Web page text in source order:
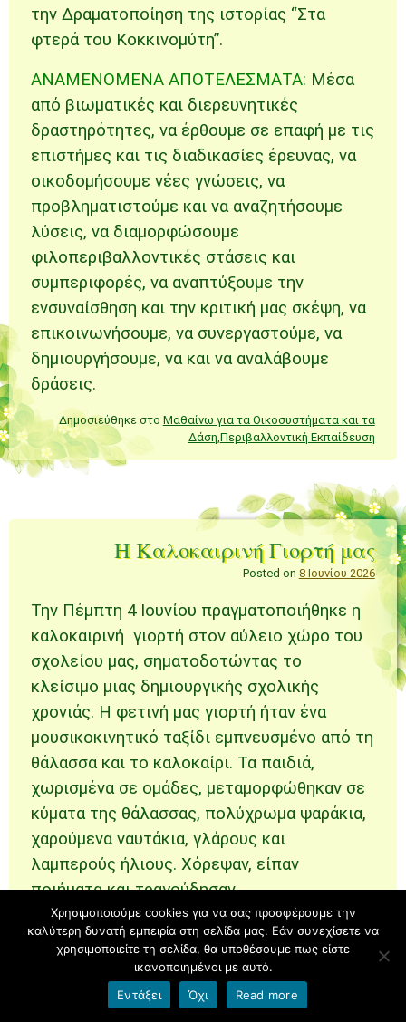
την Δραματοποίηση της ιστορίας “Στα
φτερά του Κοκκινομύτη”.
ΑΝΑΜΕΝΟΜΕΝΑ ΑΠΟΤΕΛΕΣΜΑΤΑ: Μέσα
από βιωματικές και διερευνητικές
δραστηρότητες, να έρθουμε σε επαφή με τις
επιστήμες και τις διαδικασίες έρευνας,να
οικοδομήσουμε νέες γνώσεις, να
προβληματιστούμε και να αναζητήσουμε
λύσεις, να διαμορφώσουμε
φιλοπεριβαλλοντικές στάσεις και
συμπεριφορές, να αναπτύξουμε την
ενσυναίσθηση και την κριτική μας σκέψη, να
επικοινωνήσουμε, να συνεργαστούμε, να
δημιουργήσουμε, να και να αναλάβουμε
δράσεις.
Δημοσιεύθηκε στο Μαθαίνω για τα Οικοσυστήματα και τα
Δάση,Περιβαλλοντική Εκπαίδευση
Η Καλοκαιρινή Γιορτή μας
Posted on 8 Ιουνίου 2026
Την Πέμπτη 4 Ιουνίου πραγματοποιήθηκε η
καλοκαιρινή γιορτή στον αύλειο χώρο του
σχολείου μας, σηματοδοτώντας το
κλείσιμο μιας δημιουργικής σχολικής
χρονιάς. Η φετινή μας γιορτή ήταν ένα
μουσικοκινητικό ταξίδι εμπνευσμένο από τη
θάλασσα και το καλοκαίρι. Τα παιδιά,
χωρισμένα σε ομάδες, μεταμορφώθηκαν σε
κύματα της θάλασσας, πολύχρωμα ψαράκια,
χαρούμενα ναυτάκια, γλάρους και
λαμπερούς ήλιους. Χόρεψαν, είπαν
ποιήματα και τραγούδησαν.
Χρησιμοποιούμε cookies για να σας προσφέρουμε την
καλύτερη δυνατή εμπειρία στη σελίδα μας. Εάν συνεχίσετε να
χρησιμοποιείτε τη σελίδα, θα υποθέσουμε πως είστε
ικανοποιημένοι με αυτό.
Εντάξει
Όχι Read more